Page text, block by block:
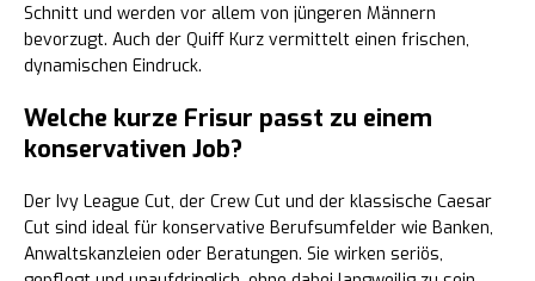
Schnitt und werden vor allem von jüngeren Männern
bevorzugt. Auch der Quiff Kurz vermittelt einen frischen,
dynamischen Eindruck.
Welche kurze Frisur passt zu einem
konservativen Job?
Der Ivy League Cut, der Crew Cut und der klassische Caesar
Cut sind ideal für konservative Berufsumfelder wie Banken,
Anwaltskanzleien oder Beratungen. Sie wirken seriös,